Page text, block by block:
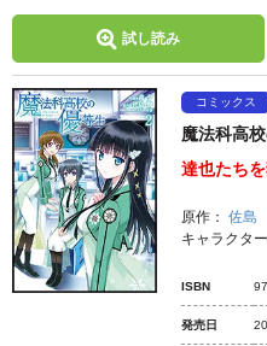
試し読み
コミックス
魔法科高
達也たち
原作： 佐島
キャラクタ
ISBN
発売日